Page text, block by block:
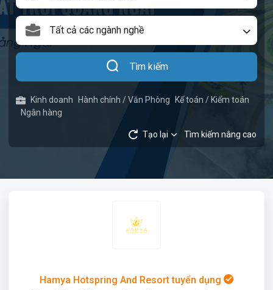
Tất cả các ngành nghề
Tìm kiếm
Kinh doanh Hành chính / Văn Phòng
Kế toán / Kiểm toán
Ngân hàng
Tạo lại Tìm kiếm nâng cao
Hamya Hotspring And Resort tuyển dụng